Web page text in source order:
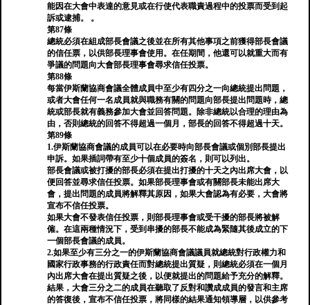
能因在大會中表達的意見或在行使代表職責過程中的投票而受到起
訴或逮捕。 。
第87條
總統必須在組成部長會議之後並在所有其他事項之前獲得部長會議
的信任票，以供部長理事會使用。在任期間，他還可以就重大而有
爭議的問題向大會部長理事會尋求信任投票。
第88條
每當伊斯蘭協商會議全體成員中至少有四分之一向總統提出問題，
或者大會任何一名成員就與職務有關的問題向部長提出問題時，總
統或部長就有義務參加大會並回答問題。除非總統以合理的理由為
由，否則總統的回答不得超過一個月，部長的回答不得超過十天。
第89條
1.伊斯蘭協商會議的成員可以在必要時向部長會議或個別部長提出
申訴。如果插詞帶有至少十個成員的簽名，則可以列出。
部長會議或被打擾的部長必須在提出打擾的十天之內出席大會，以
便回答並尋求信任投票。如果部長理事會或有關部長未能出席大
會，提出問題的成員將解釋其原因，如果大會認為有必要，大會將
宣布不信任投票。
如果大會不發表信任投票，則部長理事會或受干擾的部長將被解
僱。在這兩種情況下，受到串擾的部長不能成為緊隨其後成立的下
一個部長會議的成員。
2.如果至少有三分之一的伊斯蘭協商會議議員就總統對行政權力和
國家行政事務的行政責任而對總統提出質疑，則總統必須在一個月
內出席大會在提出質疑之後，以便就提出的問題給予充分的解釋。
結果，大會三分之二的成員在聽取了反對和讚成成員的發言和主席
的答復後，宣布不信任投票，將同樣的結果通知領導層，以供參考